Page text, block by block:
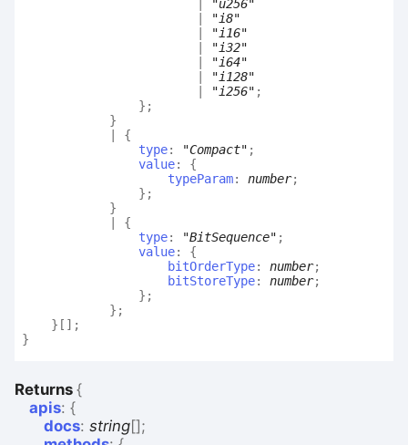
"u256"
"i8"
"i16"
"i32"
"i64"
"i128"
"i256" ;
} ;
}
{
type: "Compact" ;
value: {
typeParam: number;
} ;
}
{
type: "BitSequence" ;
value: {
bitOrderType: number;
bitStoreType: number;
} ;
} ;
} [] ;
}
Returns {
apis: {
docs: string[];